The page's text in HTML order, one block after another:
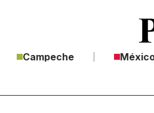
Campeche